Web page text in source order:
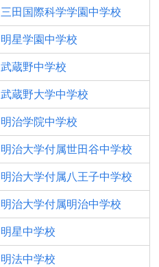
三田国際科学学園中学校
明星学園中学校
武蔵野中学校
武蔵野大学中学校
明治学院中学校
明治大学付属世田谷中学校
明治大学付属八王子中学校
明治大学付属明治中学校
明星中学校
明法中学校